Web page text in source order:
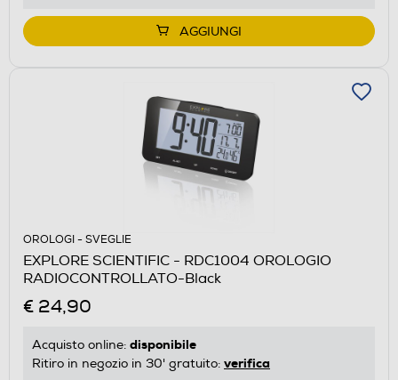
AGGIUNGI
OROLOGI - SVEGLIE
EXPLORE SCIENTIFIC - RDC1004 OROLOGIO
RADIOCONTROLLATO-Black
€ 24,90
Acquisto online: disponibile
Ritiro in negozio in 30' gratuito: verifica